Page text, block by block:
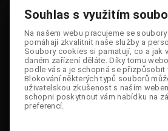
Cena: 779 Kč
Dostupnost: Jen 2
Kód: 613E-9536
Velikost:
Souhlas s využitím
Na našem webu pracujeme se
pomáhají zkvalitnit naše služby a
Soubory cookies si pamatují, co a jak
daném zařízení děláte. Díky tomu
podle vás a je schopná se přizpůsobit
Blokování některých typů souborů
uživatelskou zkušenost s naším
schopni poskytnout vám nabídku na
preferencí.
Souhlas s využitím
Na našem webu pracujeme se
pomáhají zkvalitnit naše služby a
Soubory cookies si pamatují, co a jak
daném zařízení děláte. Díky tomu
podle vás a je schopná se přizpůsobit
Blokování některých typů souborů
uživatelskou zkušenost s naším
schopni poskytnout vám nabídku na
preferencí.